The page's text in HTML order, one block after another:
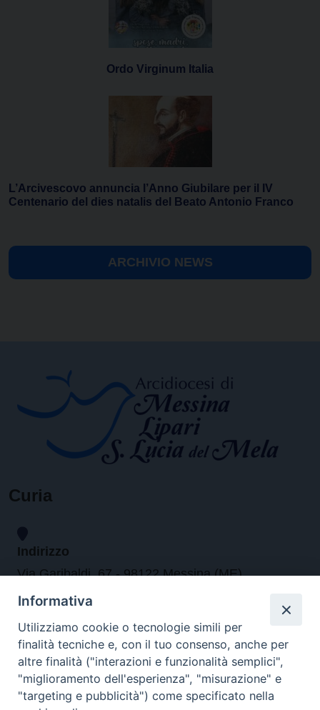
Ordo Virginum Italia
L’Arcivescovo annuncia l’Anno Giubilare per il IV
Centenario del dies natalis del Beato Antonio Franco
ARCHIVIO NEWS
Curia
Indirizzo
Via Garibaldi, 67 - 98122 Messina (ME)
Orari
da lunedi al venerdi dalle ore 9.30 alle 12.30
Contatti
Informativa
Utilizziamo cookie o tecnologie simili per
finalità tecniche e, con il tuo consenso, anche per
altre finalità ("interazioni e funzionalità semplici",
"miglioramento dell'esperienza", "misurazione" e
"targeting e pubblicità") come specificato nella